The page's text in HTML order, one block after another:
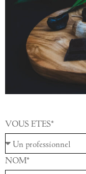
VOUS ETES*
NOM*